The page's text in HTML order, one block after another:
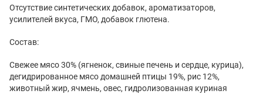
Отсутствие синтетических добавок, ароматизаторов,
усилителей вкуса, ГМО, добавок глютена.
Состав:
Свежее мясо 30% (ягненок, свиные печень и сердце, курица),
дегидрированное мясо домашней птицы 19%, рис 12%,
животный жир, ячмень, овес, гидролизованная куриная